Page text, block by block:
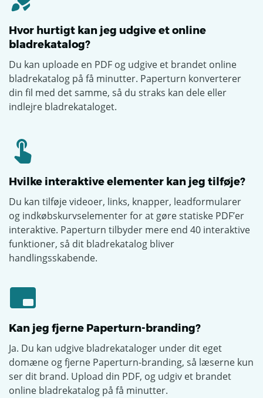
Hvor hurtigt kan jeg udgive et online
bladrekatalog?
Du kan uploade en PDF og udgive et brandet online
bladrekatalog på få minutter. Paperturn konverterer
din fil med det samme, så du straks kan dele eller
indlejre bladrekataloget.
Hvilke interaktive elementer kan jeg tilføje?
Du kan tilføje videoer, links, knapper, leadformularer
og indkøbskurvselementer for at gøre statiske PDF’er
interaktive. Paperturn tilbyder mere end 40 interaktive
funktioner, så dit bladrekatalog bliver
handlingsskabende.
Kan jeg fjerne Paperturn-branding?
Ja. Du kan udgive bladrekataloger under dit eget
domæne og fjerne Paperturn-branding, så læserne kun
ser dit brand. Upload din PDF, og udgiv et brandet
online bladrekatalog på få minutter.